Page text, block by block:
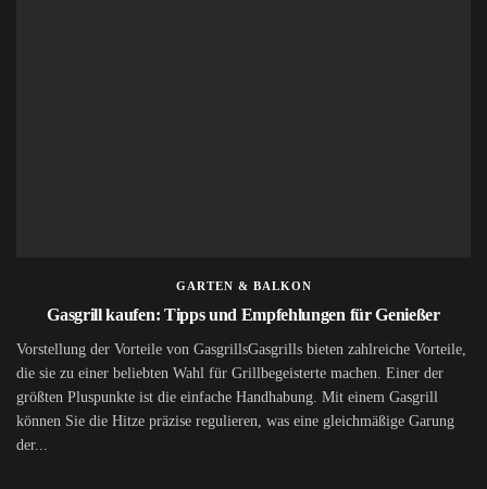
GARTEN & BALKON
Gasgrill kaufen: Tipps und Empfehlungen für Genießer
Vorstellung der Vorteile von GasgrillsGasgrills bieten zahlreiche Vorteile,
die sie zu einer beliebten Wahl für Grillbegeisterte machen. Einer der
größten Pluspunkte ist die einfache Handhabung. Mit einem Gasgrill
können Sie die Hitze präzise regulieren, was eine gleichmäßige Garung
der...